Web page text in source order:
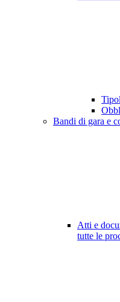
Bandi di gara e
Atti e
tutte le